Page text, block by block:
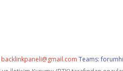
backlinkpaneli@gmail.com Teams: